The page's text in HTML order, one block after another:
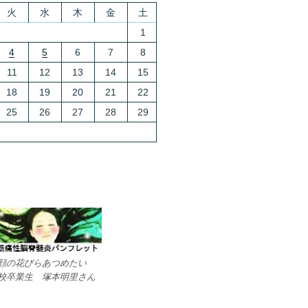
火 水 木 金
土
1
4
5 6 7
8
11
12 13 14
15
18
19 20 21
22
25
26 27 28 29
の花びらあつめたい
卒業生 塚本明里さん